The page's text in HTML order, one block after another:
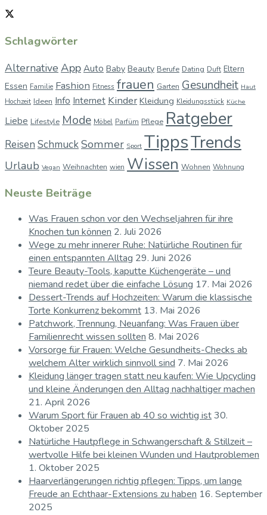
Schlagwörter
Alternative App Auto Baby Beauty Berufe Dating Duft Eltern
Essen Familie Fashion Fitness frauen Garten Gesundheit Haut
Hochzeit Ideen Info Internet Kinder Kleidung Kleidungsstück Küche
Liebe Lifestyle Mode Möbel Parfüm Pflege Ratgeber
Reisen SchmuckSommer Sport TippsTrends
Urlaub Vegan Weihnachten wien Wissen Wohnen Wohnung
Neuste Beiträge
Was Frauen schon vor den Wechseljahren für ihre
Knochen tun können 2. Juli 2026
Wege zu mehr innerer Ruhe: Natürliche Routinen für
einen entspannten Alltag 29. Juni 2026
Teure Beauty-Tools, kaputte Küchengeräte – und
niemand redet über die einfache Lösung 17. Mai 2026
Dessert-Trends auf Hochzeiten: Warum die klassische
Torte Konkurrenz bekommt 13. Mai 2026
Patchwork, Trennung, Neuanfang: Was Frauen über
Familienrecht wissen sollten 8. Mai 2026
Vorsorge für Frauen: Welche Gesundheits-Checks ab
welchem Alter wirklich sinnvoll sind 7. Mai 2026
Kleidung länger tragen statt neu kaufen: Wie Upcycling
und kleine Änderungen den Alltag nachhaltiger machen
21. April 2026
Warum Sport für Frauen ab 40 so wichtig ist30.
Oktober 2025
Natürliche Hautpflege in Schwangerschaft & Stillzeit –
wertvolle Hilfe bei kleinen Wunden und Hautproblemen
1. Oktober 2025
Haarverlängerungen richtig pflegen: Tipps, um lange
Freude an Echthaar-Extensions zu haben 16. September
2025